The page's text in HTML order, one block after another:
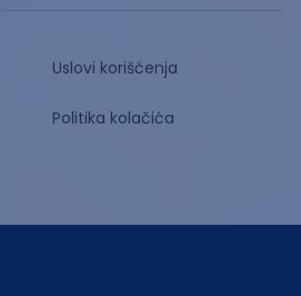
Uslovi korišćenja
Politika kolačića